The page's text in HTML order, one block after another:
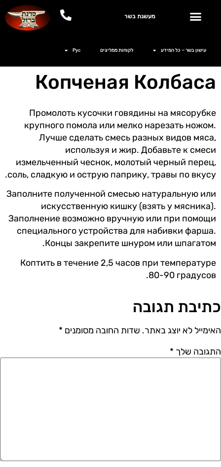
מעשנת בשר
עישון בשר – כל המידע לקוחות ממליצים Рус
Копченая Колбаса
Промолоть кусочки говядины на мясорубке
крупного помола или мелко нарезать ножом.
Лучше сделать смесь разных видов мяса,
используя и жир. Добавьте к смеси
измельченный чеснок, молотый черный перец,
соль, сладкую и острую паприку, травы по вкусу.
Заполните полученной смесью натуральную или
искусственную кишку (взять у мясника).
Заполнение возможно вручную или при помощи
специального устройства для набивки фарша.
Концы закрепите шнуром или шпагатом.
Коптить в течение 2,5 часов при температуре
80-90 градусов.
כתיבת תגובה
האימייל לא יוצג באתר. שדות החובה מסומנים *
התגובה שלך *